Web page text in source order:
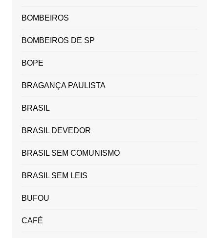
BOMBEIROS
BOMBEIROS DE SP
BOPE
BRAGANÇA PAULISTA
BRASIL
BRASIL DEVEDOR
BRASIL SEM COMUNISMO
BRASIL SEM LEIS
BUFOU
CAFÉ